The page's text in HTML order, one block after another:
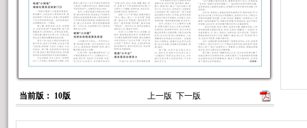
当前版： 10版 上一版 下一版